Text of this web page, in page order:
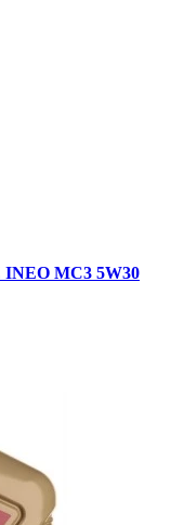
INEO MC3 5W30